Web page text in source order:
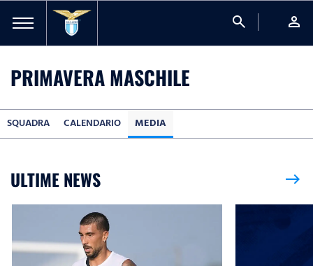
search person
PRIMAVERA MASCHILE
SQUADRA CALENDARIO MEDIA
ULTIME NEWS east